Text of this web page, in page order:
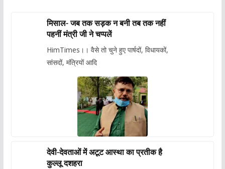
मिसाल- जब तक सड़क न बनी तब तक नहीं
पहनीं मंत्री जी ने चप्पलें
HimTimes।। वैसे तो चुने हुए पार्षदों, विधायकों,
सांसदों, मंत्रियों आदि
देवी-देवताओं में अटूट आस्था का प्रतीक है
कुल्लू दशहरा